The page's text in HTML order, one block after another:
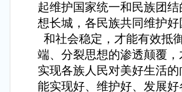
起维护国家统一和民族团结
想长城，各民族共同维护好
和社会稳定，才能有效抵
端、分裂思想的渗透颠覆
实现各族人民对美好生活
能实现好、维护好、发展好